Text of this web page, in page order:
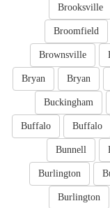
Brooksville
Broomfield
Brownsville
Bryan
Bryan
Buckingham
Buffalo
Buffalo
Bunnell
Burlington
Burlington